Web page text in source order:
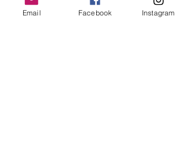
Email Facebook Instagram